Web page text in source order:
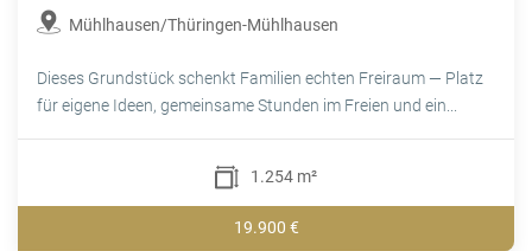
Mühlhausen/Thüringen-Mühlhausen
Dieses Grundstück schenkt Familien echten Freiraum — Platz
für eigene Ideen, gemeinsame Stunden im Freien und ein...
1.254 m²
19.900 €